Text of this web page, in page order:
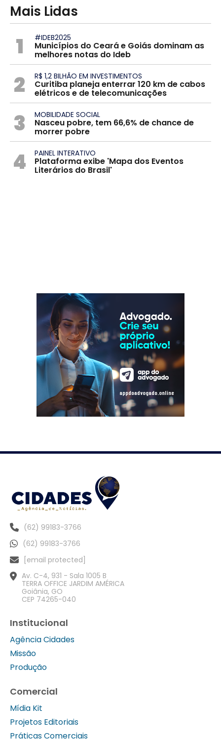
Mais Lidas
1 #IDEB2025
Municípios do Ceará e Goiás dominam as
melhores notas do Ideb
2 R$ 1,2 BILHÃO EM INVESTIMENTOS
Curitiba planeja enterrar 120 km de cabos
elétricos e de telecomunicações
3 MOBILIDADE SOCIAL
Nasceu pobre, tem 66,6% de chance de
morrer pobre
4 PAINEL INTERATIVO
Plataforma exibe 'Mapa dos Eventos
Literários do Brasil'
(62) 99183-3766
(62) 99183-3766
[email protected]
Av. C-4, 931 - Sala 1005 B
TERRA OFFICE JARDIM AMÉRICA
Goiânia, GO
CEP 74265-040
Institucional
Agência Cidades
Missão
Produção
Comercial
Mídia Kit
Projetos Editoriais
Práticas Comerciais